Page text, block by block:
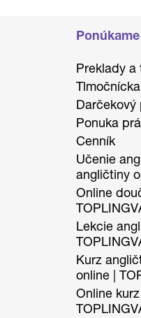
Ponúkame
Preklady a
Darčekový
Ponuka
Cenník
Učenie
angličtiny
Online
Lekcie
Kurz
online |
Online